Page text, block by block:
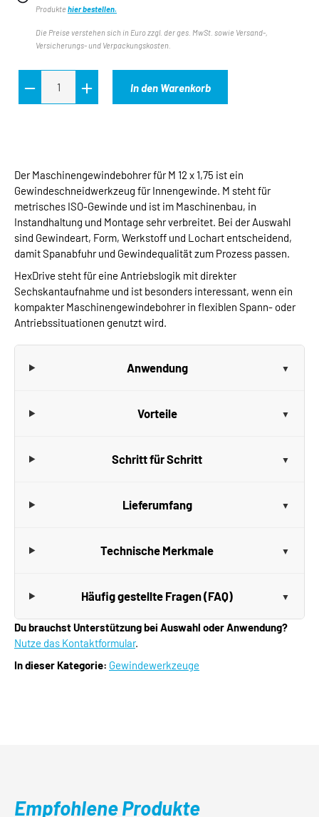
Produkte hier bestellen.
Die Preise verstehen sich in Euro zzgl. der ges. MwSt. sowie Versand-,
Versicherungs- und Verpackungskosten.
In den Warenkorb
Der Maschinengewindebohrer für M 12 x 1,75 ist ein
Gewindeschneidwerkzeug für Innengewinde. M steht für
metrisches ISO-Gewinde und ist im Maschinenbau, in
Instandhaltung und Montage sehr verbreitet. Bei der Auswahl
sind Gewindeart, Form, Werkstoff und Lochart entscheidend,
damit Spanabfuhr und Gewindequalität zum Prozess passen.
HexDrive steht für eine Antriebslogik mit direkter
Sechskantaufnahme und ist besonders interessant, wenn ein
kompakter Maschinengewindebohrer in flexiblen Spann- oder
Antriebssituationen genutzt wird.
Anwendung
Vorteile
Schritt für Schritt
Lieferumfang
Technische Merkmale
Häufig gestellte Fragen (FAQ)
Du brauchst Unterstützung bei Auswahl oder Anwendung?
Nutze das Kontaktformular.
In dieser Kategorie: Gewindewerkzeuge
Empfohlene Produkte